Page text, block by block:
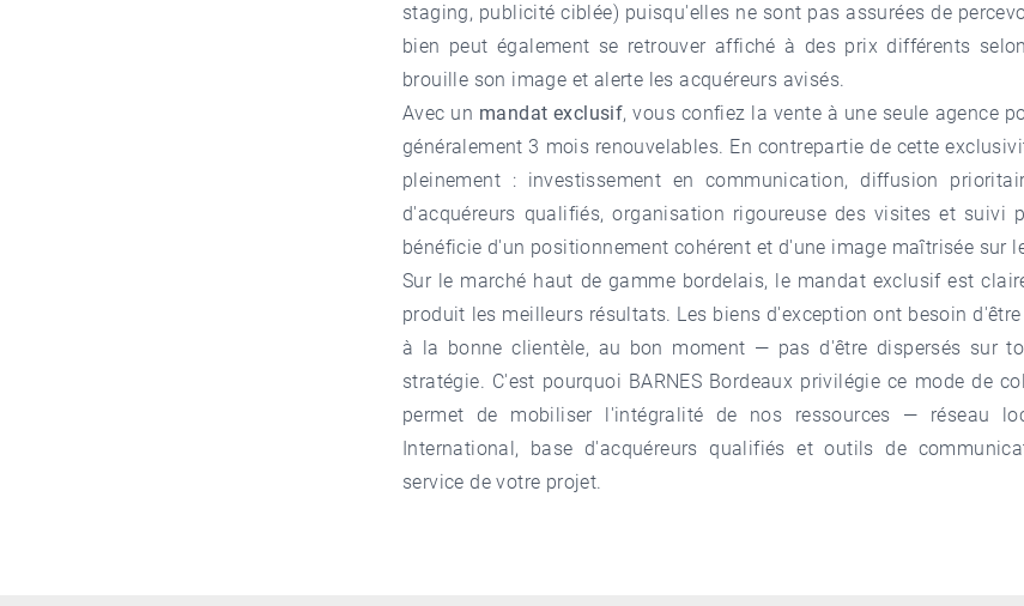
staging, publicité ciblée) puisqu'elles ne sont pas assurées de
bien peut également se retrouver affiché à des prix différents
brouille son image et alerte les acquéreurs avisés.
Avec un mandat exclusif, vous confiez la vente à une seule agence
généralement 3 mois renouvelables. En contrepartie de cette
pleinement : investissement en communication, diffusion
d'acquéreurs qualifiés, organisation rigoureuse des visites et suivi
bénéficie d'un positionnement cohérent et d'une image maîtrisée sur
Sur le marché haut de gamme bordelais, le mandat exclusif est
produit les meilleurs résultats. Les biens d'exception ont besoin
à la bonne clientèle, au bon moment — pas d'être dispersés sur
stratégie. C'est pourquoi BARNES Bordeaux privilégie ce mode de
permet de mobiliser l'intégralité de nos ressources — réseau
International, base d'acquéreurs qualifiés et outils de
service de votre projet.